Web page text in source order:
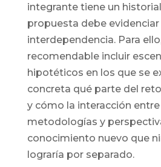
integrante tiene un
propuesta debe evidenciar
interdependencia. Para
recomendable incluir
hipotéticos en los que se
concreta qué parte del
y cómo la interacción entre
metodologías y
conocimiento nuevo que
lograría por separado.